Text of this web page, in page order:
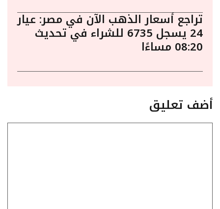
تراجع أسعار الذهب الآن في مصر: عيار
24 يسجل 6735 للشراء في تحديث
08:20 مساءًا
أضف تعليق